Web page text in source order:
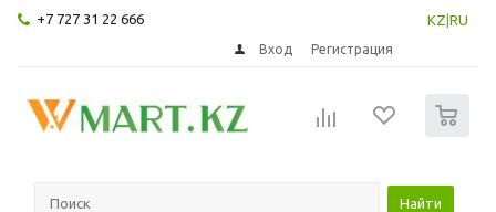
+7 727 31 22 666 KZ RU
Вход Регистрация
Найти